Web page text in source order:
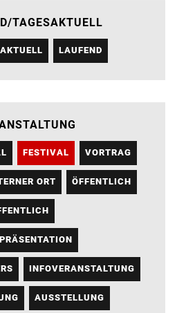
TAGESAKTUELL
LAUFEND
FESTIVAL VORTRAG
ORT ÖFFENTLICH
INFOVERANSTALTUNG
AUSSTELLUNG